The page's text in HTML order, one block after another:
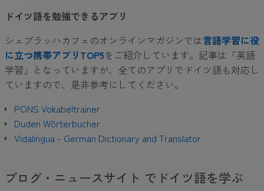
ドイツ語を勉強できるアプリ
シュプラッハカフェのオンラインマガジンでは言語学習に役
に立つ携帯アプリTOP5をご紹介しています。記事は「英語
学習」となっていますが、全てのアプリでドイツ語も対応し
ていますので、是非参考にしてください。
PONS Vokabeltrainer
Duden Wörterbucher
Vidalingua - German Dictionary and Translator
ブログ・ニュースサイト でドイツ語を学ぶ